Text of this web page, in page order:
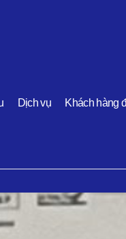
Dịch vụ Khách hàng